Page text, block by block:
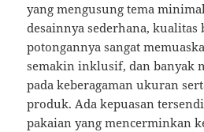
yang mengusung tema
desainnya sederhana, kualitas
potongannya sangat
semakin inklusif, dan banyak
pada keberagaman ukuran
produk. Ada kepuasan
pakaian yang mencerminkan